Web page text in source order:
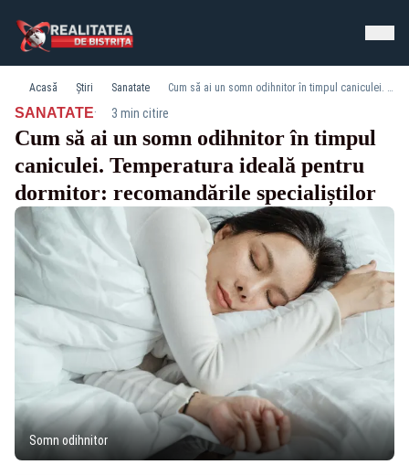
Acasă Știri Sanatate Cum să ai un somn odihnitor în timpul caniculei. Temperatura ideală pentru dormitor: recomandările specialiștilor
SANATATE· 3 min citire
Cum să ai un somn odihnitor în timpul
caniculei. Temperatura ideală pentru
dormitor: recomandările specialiștilor
Somn odihnitor